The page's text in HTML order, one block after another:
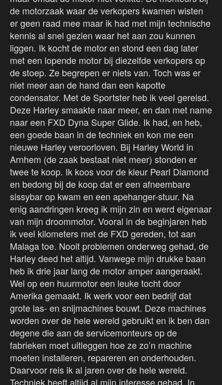
de motorzaak waar de verkopers kwamen wisten
er geen raad mee maar ik had met mijn technische
kennis al snel gezien waar het aan zou kunnen
liggen. Ik kocht de motor en stond een dag later
met een lopende motor bij diezelfde verkopers op
de stoep. Ze begrepen er niets van. Toch was er
niet meer aan de hand dan een kapotte
condensator. Met de Sportster heb ik veel gereisd.
Deze Harley smaakte naar meer, en dan met name
naar een FXD Dyna Super Glide. Ik had, en heb,
een goede baan in de techniek en kon me een
nieuwe Harley veroorloven. Bij Harley World in
Arnhem (de zaak bestaat niet meer) stonden er
twee te koop. Ik koos voor de kleur Pearl Diamond
en bedong bij de koop dat er een afneembare
sissybar op kwam en een apehanger-stuur. Na
enig aandringen kreeg ik mijn zin en werd eigenaar
van mijn droommotor. Vooral in de beginjaren heb
ik veel kilometers met de FXD gereden, tot aan
Malaga toe. Nooit problemen onderweg gehad, de
Harley deed het altijd. Vanwege mijn drukke baan
heb ik drie jaar lang de motor amper aangeraakt.
Wel op een huurmotor een leuke tocht door
Amerika gemaakt. Ik werk voor een bedrijf dat
grote las- en snijmachines bouwt. Deze machines
worden over de hele wereld gebruikt en ik ben dan
degene die aan de servicemonteurs op de
fabrieken moet uitleggen hoe ze zo’n machine
moeten installeren, repareren en onderhouden.
Daarvoor reis ik al jaren over de hele wereld.
Techniek heeft altijd al mijn interesse gehad. In